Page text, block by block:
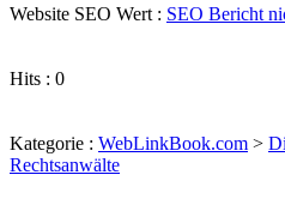
Website SEO Wert : SEO Bericht
Hits : 0
Kategorie : WebLinkBook.com >
Rechtsanwälte